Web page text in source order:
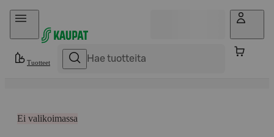
Hyppää sisältöön
Tuotteet
Ei valikoimassa